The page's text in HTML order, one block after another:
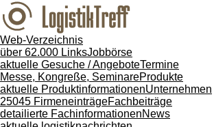
Web-Verzeichnis
über 62.000 LinksJobbörse
aktuelle Gesuche / AngeboteTermine
Messe, Kongreße, SeminareProdukte
aktuelle ProduktinformationenUnternehmen
25045 FirmeneinträgeFachbeiträge
detailierte FachinformationenNews